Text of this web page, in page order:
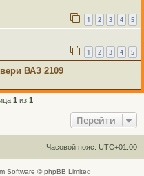
1 2 3 4 5
1 2 3 4 5
ВАЗ 2109
1 из 1
Перейти
Часовой пояс: UTC+01:00
Software © phpBB Limited